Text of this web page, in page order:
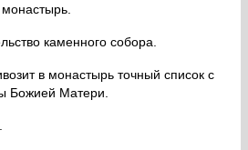
монастырь.
каменного собора.
в монастырь точный список с
Божией Матери.